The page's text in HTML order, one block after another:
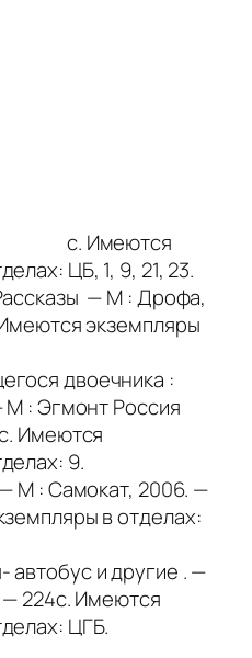
с. Имеются
ЦБ, 1, 9, 21, 23.
— М : Дрофа,
экземпляры
двоечника :
М : Эгмонт Россия
Имеются
9.
М : Самокат, 2006. —
в отделах:
и другие . —
224с. Имеются
ЦГБ.